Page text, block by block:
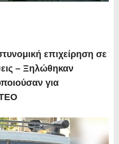
επιχείρηση σε
– Ξηλώθηκαν
για